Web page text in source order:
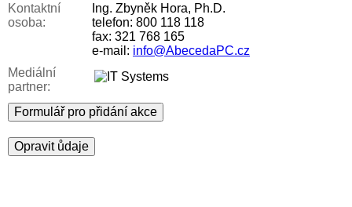
Kontaktní
osoba:
Ing. Zbyněk Hora, Ph.D.
telefon: 800 118 118
fax: 321 768 165
e-mail: info@AbecedaPC.cz
Mediální
partner:
Formulář pro přidání akce
Opravit ůdaje